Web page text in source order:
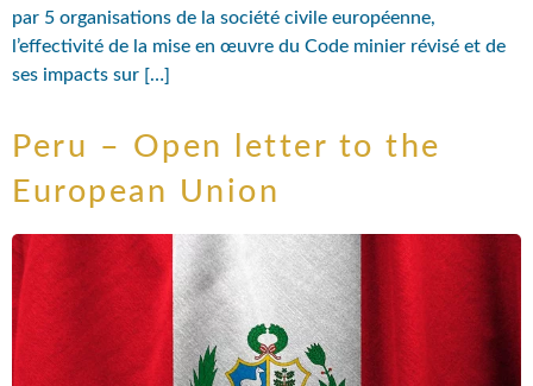
par 5 organisations de la société civile européenne,
l’effectivité de la mise en œuvre du Code minier révisé et de
ses impacts sur […]
Peru – Open letter to the
European Union